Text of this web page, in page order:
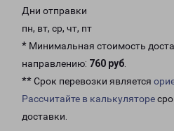
Дни отправки
пн, вт, ср, чт, пт
* Минимальная стоимость
направлению: 760 руб.
** Срок перевозки является
Рассчитайте в калькуляторе
доставки.